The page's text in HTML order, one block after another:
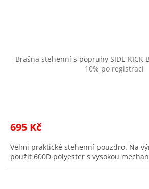
Brašna stehenní s popruhy SIDE KICK
10% po registraci
695 Kč
Velmi praktické stehenní pouzdro. Na
použit 600D polyester s vysokou